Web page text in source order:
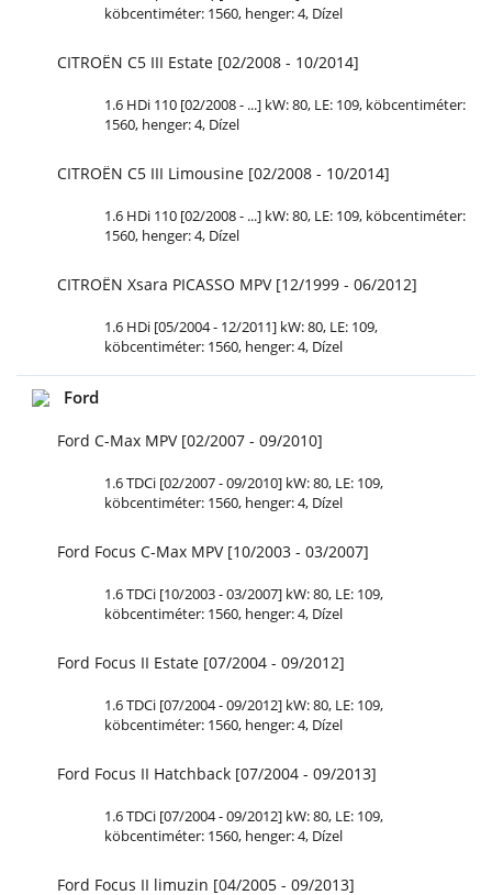
köbcentiméter: 1560, henger: 4, Dízel
CITROËN C5 III Estate [02/2008 - 10/2014]
1.6 HDi 110 [02/2008 - ...] kW: 80, LE: 109, köbcentiméter:
1560, henger: 4, Dízel
CITROËN C5 III Limousine [02/2008 - 10/2014]
1.6 HDi 110 [02/2008 - ...] kW: 80, LE: 109, köbcentiméter:
1560, henger: 4, Dízel
CITROËN Xsara PICASSO MPV [12/1999 - 06/2012]
1.6 HDi [05/2004 - 12/2011] kW: 80, LE: 109,
köbcentiméter: 1560, henger: 4, Dízel
Ford
Ford C-Max MPV [02/2007 - 09/2010]
1.6 TDCi [02/2007 - 09/2010] kW: 80, LE: 109,
köbcentiméter: 1560, henger: 4, Dízel
Ford Focus C-Max MPV [10/2003 - 03/2007]
1.6 TDCi [10/2003 - 03/2007] kW: 80, LE: 109,
köbcentiméter: 1560, henger: 4, Dízel
Ford Focus II Estate [07/2004 - 09/2012]
1.6 TDCi [07/2004 - 09/2012] kW: 80, LE: 109,
köbcentiméter: 1560, henger: 4, Dízel
Ford Focus II Hatchback [07/2004 - 09/2013]
1.6 TDCi [07/2004 - 09/2012] kW: 80, LE: 109,
köbcentiméter: 1560, henger: 4, Dízel
Ford Focus II limuzin [04/2005 - 09/2013]